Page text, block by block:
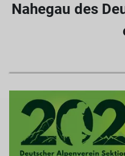
Nahegau des